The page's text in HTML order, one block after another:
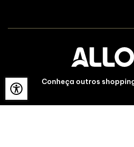
Conheça outros